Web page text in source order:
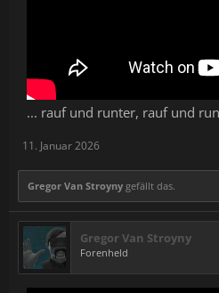
... rauf und runter, rauf und
11. Januar 2026
Gregor Van Stroyny gefällt das.
Gregor Van Stroyny
Forenheld